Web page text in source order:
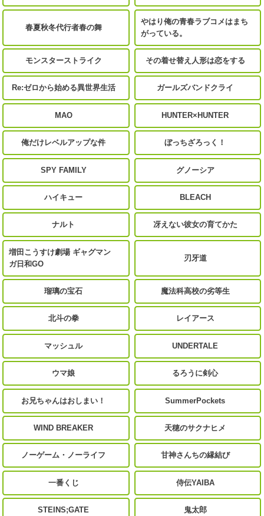
春夏秋冬代行者春の舞
やはり俺の青春ラブコメはまち
がっている。
モンスターストライク その着せ替え人形は恋をする
Re:ゼロから始める異世界生活 ガールズバンドクライ
MAO HUNTER×HUNTER
俺だけレベルアップな件 ぼっちざろっく！
SPY FAMILY グノーシア
ハイキュー BLEACH
ナルト 冴えない彼女の育てかた
増田こうすけ劇場 ギャグマン
ガ日和GO
刃牙道
瑠璃の宝石 魔法科高校の劣等生
北斗の拳 レイアース
マッシュル UNDERTALE
ウマ娘 るろうに剣心
お兄ちゃんはおしまい！ SummerPockets
WIND BREAKER 天穂のサクナヒメ
ノーゲーム・ノーライフ 甘神さんちの縁結び
一番くじ 侍伝YAIBA
STEINS;GATE 鬼太郎